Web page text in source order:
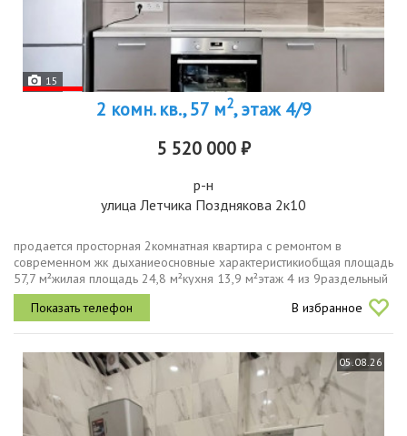
15
2 комн. кв., 57 м2, этаж 4/9
5 520 000 ₽
р-н
улица Летчика Позднякова 2к10
продается просторная 2комнатная квартира с ремонтом в
современном жк дыханиеосновные характеристикиобщая площадь
57,7 м²жилая площадь 24,8 м²кухня 13,9 м²этаж 4 из 9раздельный
санузелгрузовой лифтпредлагается уютная двухкомнатная
квартира с...
В избранное
05.08.26